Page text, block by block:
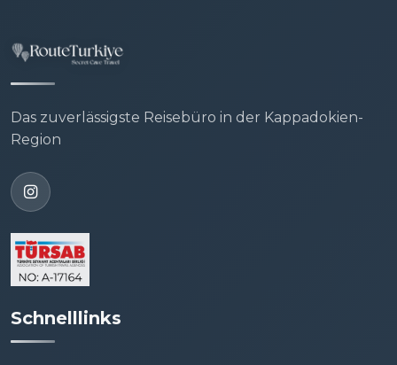
Das zuverlässigste Reisebüro in der Kappadokien-
Region
Schnelllinks